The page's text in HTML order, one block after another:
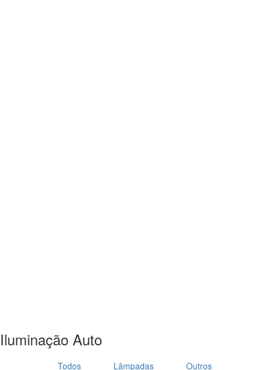
Iluminação Auto
Todos Lâmpadas Outros